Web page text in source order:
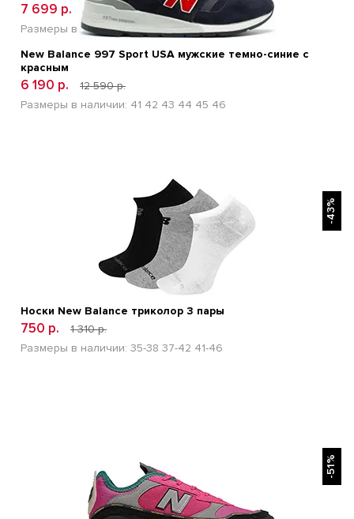
7 699 р.
14 500 р.
Размеры в наличии:41 42 43 44 45
New Balance 997 Sport USA мужские темно-синие с
красным
6 190 р.
12 590 р.
Размеры в наличии: 41 42 43 44 45 46
БЫСТРЫЙ ПРОСМОТР
-43%
Носки New Balance триколор 3 пары
750 р.
1 310 р.
Размеры в наличии: 35-38 37-42 41-46
-51%